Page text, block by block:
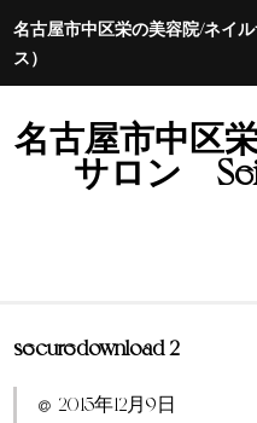
名古屋市中区栄の美容院/ネイ
ス）
名古屋市中区
サロン
ホーム
特定商取引法に基づく表示
securedownload-2
2015年12月9日